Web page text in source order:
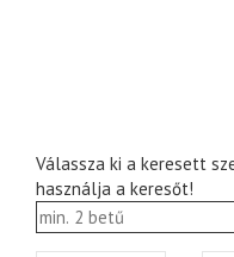
Válassza ki a keresett
használja a keresőt!